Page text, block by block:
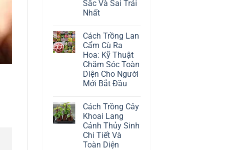
Bạc
Tinh
Địa
Lan
Hướng
Dẫn
Chi
Tiết
Trồng
Và
Chăm
Sóc
A-
Sắc Và Sai Trái
Nhất
bình
luận
ở
Toàn
Bộ
Cách
Trồng
Nho
Ngón
Sắc
Và
Sai
Trái
Nhất
Cách Trồng Lan
Cẩm Cù Ra
Hoa: Kỹ Thuật
Chăm Sóc Toàn
Diện Cho Người
Mới Bắt Đầu
bình
luận
ở
Cách
Trồng
Lan
Cẩm
Cách Trồng Cây
Khoai Lang
Cảnh Thủy Sinh
Chi Tiết Và
Toàn Diện